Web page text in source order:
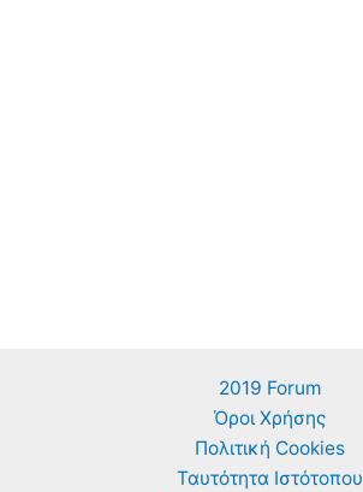
2019 Forum
Όροι Χρήσης
Πολιτική Cookies
Ταυτότητα Ιστότοπου